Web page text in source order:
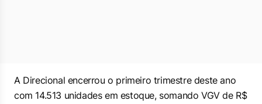
A Direcional encerrou o primeiro trimestre deste ano
com 14.513 unidades em estoque, somando VGV de R$